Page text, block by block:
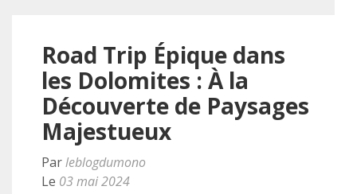
Road Trip Épique dans
les Dolomites : À la
Découverte de Paysages
Majestueux
Parleblogdumono
Le 03 mai 2024